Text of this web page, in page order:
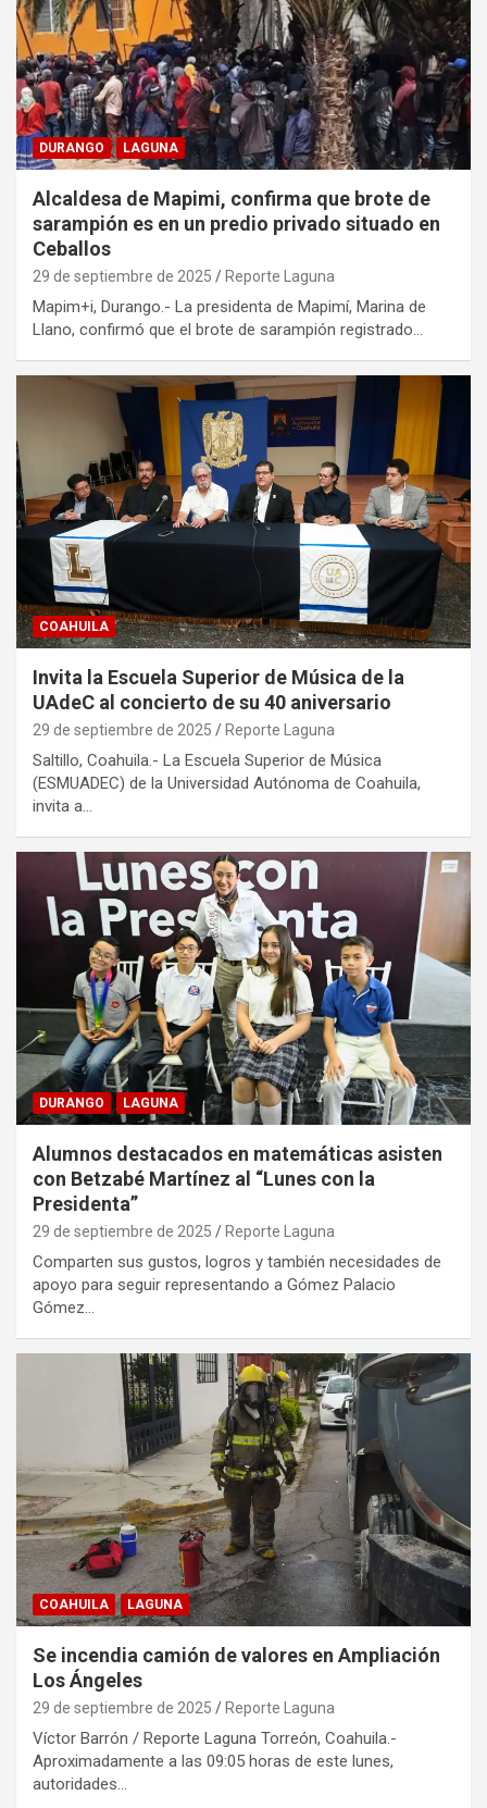
DURANGO LAGUNA
Alcaldesa de Mapimi, confirma que brote de
sarampión es en un predio privado situado en
Ceballos
29 de septiembre de 2025 Reporte Laguna
Mapim+i, Durango.- La presidenta de Mapimí, Marina de
Llano, confirmó que el brote de sarampión registrado…
COAHUILA
Invita la Escuela Superior de Música de la
UAdeC al concierto de su 40 aniversario
29 de septiembre de 2025 Reporte Laguna
Saltillo, Coahuila.- La Escuela Superior de Música
(ESMUADEC) de la Universidad Autónoma de Coahuila,
invita a…
DURANGO LAGUNA
Alumnos destacados en matemáticas asisten
con Betzabé Martínez al “Lunes con la
Presidenta”
29 de septiembre de 2025 Reporte Laguna
Comparten sus gustos, logros y también necesidades de
apoyo para seguir representando a Gómez Palacio
Gómez…
COAHUILA LAGUNA
Se incendia camión de valores en Ampliación
Los Ángeles
29 de septiembre de 2025 Reporte Laguna
Víctor Barrón / Reporte Laguna Torreón, Coahuila.-
Aproximadamente a las 09:05 horas de este lunes,
autoridades…